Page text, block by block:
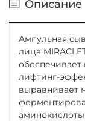
Описание
Ампульная
лица
лифтинг-
выравнивает